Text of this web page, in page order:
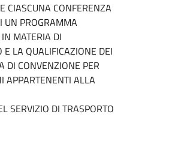
CIASCUNA CONFERENZA
UN PROGRAMMA
MATERIA DI
E LA QUALIFICAZIONE DEI
DI CONVENZIONE PER
APPARTENENTI ALLA
SERVIZIO DI TRASPORTO